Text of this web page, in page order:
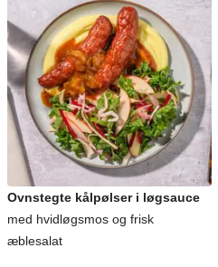
Ovnstegte kålpølser i løgsauce
med hvidløgsmos og frisk
æblesalat